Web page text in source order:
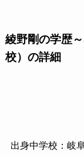
綾野剛の学歴
校）の詳細
出身中学校：岐